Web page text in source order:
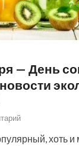
— День
хоть и